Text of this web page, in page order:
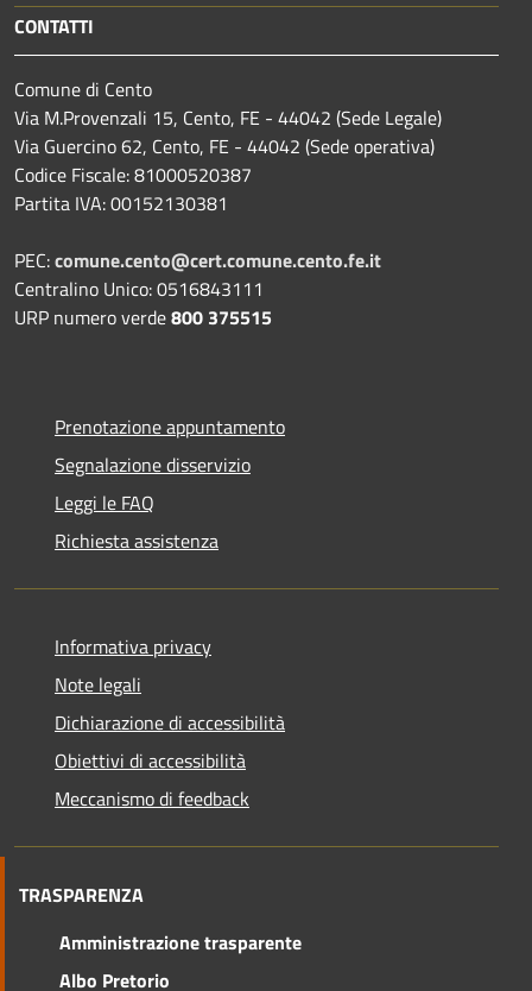
CONTATTI
Comune di Cento
Via M.Provenzali 15, Cento, FE - 44042 (Sede Legale)
Via Guercino 62, Cento, FE - 44042 (Sede operativa)
Codice Fiscale: 81000520387
Partita IVA: 00152130381
PEC:comune.cento@cert.comune.cento.fe.it
Centralino Unico: 0516843111
URP numero verde800 375515
Prenotazione appuntamento
Segnalazione disservizio
Leggi le FAQ
Richiesta assistenza
Informativa privacy
Note legali
Dichiarazione di accessibilità
Obiettivi di accessibilità
Meccanismo di feedback
TRASPARENZA
Amministrazione trasparente
Albo Pretorio